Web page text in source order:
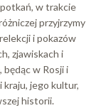
w trakcie
przyjrzymy
i pokazów
zjawiskach i
w Rosji i
kraju, jego kultur,
historii.